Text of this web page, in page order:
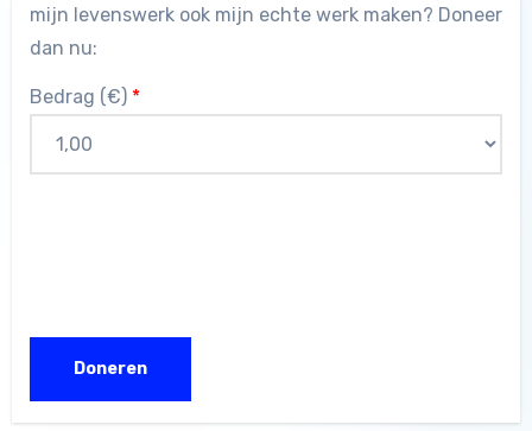
mijn levenswerk ook mijn echte werk maken? Doneer
dan nu:
Bedrag (€) *